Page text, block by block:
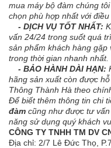
mua máy bộ đàm chúng
chọn phù hợp nhất với
- DỊCH VỤ TỐT NHẤT:
vấn 24/24 trong suốt quá
sản phẩm khách hàng
trong thời gian nhanh nhất.
- BẢO HÀNH DÀI HẠN:
hãng sản xuất còn được
Thông Thành Hà theo
Để biết thêm thông tin chi
đàm cũng như được tư
năng sử dụng quý khách
CÔNG TY TNHH TM DV
Địa chỉ: 2/7 Lê Đức Thọ,